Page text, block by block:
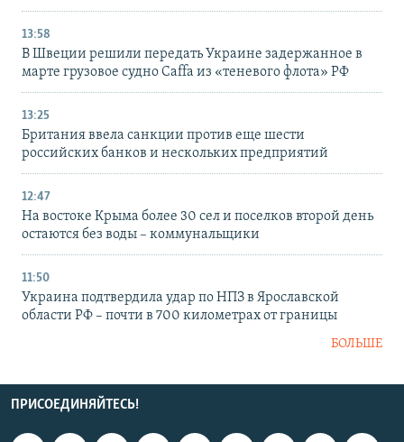
13:58
В Швеции решили передать Украине задержанное в
марте грузовое судно Caffa из «теневого флота» РФ
13:25
Британия ввела санкции против еще шести
российских банков и нескольких предприятий
12:47
На востоке Крыма более 30 сел и поселков второй день
остаются без воды – коммунальщики
11:50
Украина подтвердила удар по НПЗ в Ярославской
области РФ – почти в 700 километрах от границы
БОЛЬШЕ
ПРИСОЕДИНЯЙТЕСЬ!